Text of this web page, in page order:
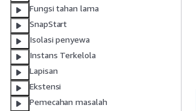
Fungsi tahan lama
SnapStart
Isolasi penyewa
Instans Terkelola
Lapisan
Ekstensi
Pemecahan masalah